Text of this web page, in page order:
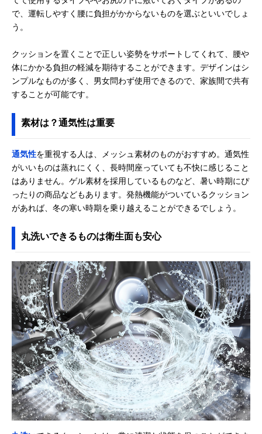
で、運転しやすく腰に負担がかからないものを選ぶといいでしょ
う。
クッションを置くことで正しい姿勢をサポートしてくれて、腰や
体にかかる負担の軽減を期待することができます。デザインはシ
ンプルなものが多く、男女問わず使用できるので、家族間で共有
することが可能です。
素材は？通気性は重要
通気性を重視する人は、メッシュ素材のものがおすすめ。通気性
がいいものは蒸れにくく、長時間座っていても不快に感じること
はありません。ゲル素材を採用しているものなど、暑い時期にぴ
ったりの商品などもあります。発熱機能がついているクッション
があれば、冬の寒い時期を乗り越えることができるでしょう。
丸洗いできるものは衛生面も安心